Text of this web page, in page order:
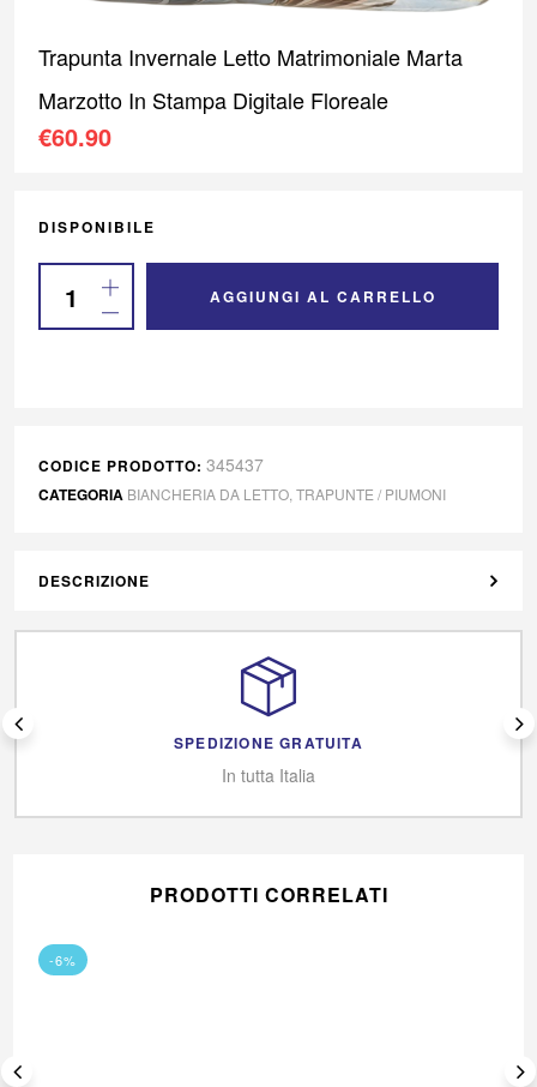
Trapunta Invernale Letto Matrimoniale Marta
Marzotto In Stampa Digitale Floreale
€60.90
DISPONIBILE
AGGIUNGI AL CARRELLO
CODICE PRODOTTO: 345437
CATEGORIA BIANCHERIA DA LETTO TRAPUNTE / PIUMONI
DESCRIZIONE
SPEDIZIONE GRATUITA
In tutta Italia
PRODOTTI CORRELATI
-6%